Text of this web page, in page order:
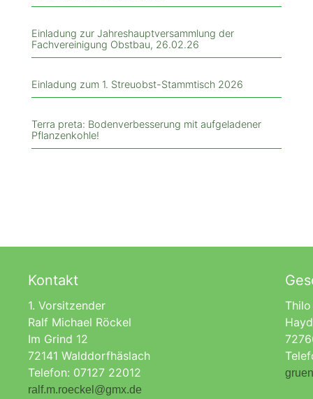
Einladung zur Jahreshauptversammlung der
Fachvereinigung Obstbau, 26.02.26
Einladung zum 1. Streuobst-Stammtisch 2026
Terra preta: Bodenverbesserung mit aufgeladener
Pflanzenkohle!
Kontakt
1. Vorsitzender
Ralf Michael Röckel
Im Grind 12
72141 Walddorfhäslach
Telefon: 07127 22012
ralf.m.roeckel@gmx.de